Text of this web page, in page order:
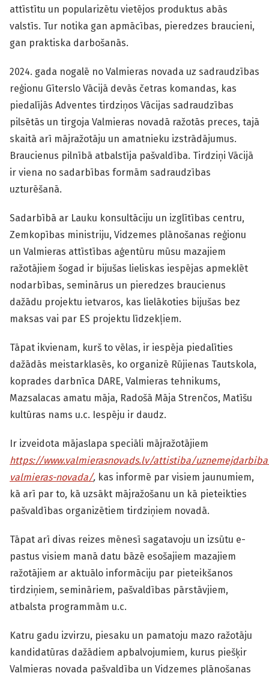
attīstītu un popularizētu vietējos produktus abās
valstīs. Tur notika gan apmācības, pieredzes braucieni,
gan praktiska darbošanās.
2024. gada nogalē no Valmieras novada uz sadraudzības
reģionu Gīterslo Vācijā devās četras komandas, kas
piedalījās Adventes tirdziņos Vācijas sadraudzības
pilsētās un tirgoja Valmieras novadā ražotās preces, tajā
skaitā arī mājražotāju un amatnieku izstrādājumus.
Braucienus pilnībā atbalstīja pašvaldība. Tirdziņi Vācijā
ir viena no sadarbības formām sadraudzības
uzturēšanā.
Sadarbībā ar Lauku konsultāciju un izglītības centru,
Zemkopības ministriju, Vidzemes plānošanas reģionu
un Valmieras attīstības aģentūru mūsu mazajiem
ražotājiem šogad ir bijušas lieliskas iespējas apmeklēt
nodarbības, seminārus un pieredzes braucienus
dažādu projektu ietvaros, kas lielākoties bijušas bez
maksas vai par ES projektu līdzekļiem.
Tāpat ikvienam, kurš to vēlas, ir iespēja piedalīties
dažādās meistarklasēs, ko organizē Rūjienas Tautskola,
koprades darbnīca DARE, Valmieras tehnikums,
Mazsalacas amatu māja, Radošā Māja Strenčos, Matīšu
kultūras nams u.c. Iespēju ir daudz.
Ir izveidota mājaslapa speciāli mājražotājiem
https://www.valmierasnovads.lv/attistiba/uznemejd
valmieras-novada/, kas informē par visiem jaunumiem,
kā arī par to, kā uzsākt mājražošanu un kā pieteikties
pašvaldības organizētiem tirdziņiem novadā.
Tāpat arī divas reizes mēnesī sagatavoju un izsūtu e-
pastus visiem manā datu bāzē esošajiem mazajiem
ražotājiem ar aktuālo informāciju par pieteikšanos
tirdziņiem, semināriem, pašvaldības pārstāvjiem,
atbalsta programmām u.c.
Katru gadu izvirzu, piesaku un pamatoju mazo ražotāju
kandidatūras dažādiem apbalvojumiem, kurus piešķir
Valmieras novada pašvaldība un Vidzemes plānošanas